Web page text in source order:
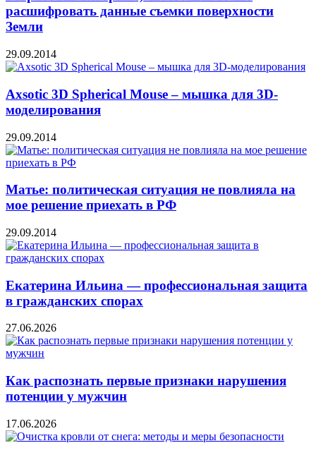
расшифровать данные съемки поверхности
Земли
29.09.2014
Axsotic 3D Spherical Mouse – мышка для 3D-
моделирования
29.09.2014
Матье: политическая ситуация не повлияла на
мое решение приехать в РФ
29.09.2014
Екатерина Ильина — профессиональная защита
в гражданских спорах
27.06.2026
Как распознать первые признаки нарушения
потенции у мужчин
17.06.2026